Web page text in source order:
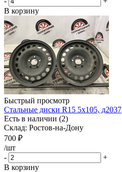
В корзину
Быстрый просмотр
Стальные диски R15 5x105, д2037
Есть в наличии (2)
Склад: Ростов-на-Дону
700 ₽
/шт
-
+
В корзину